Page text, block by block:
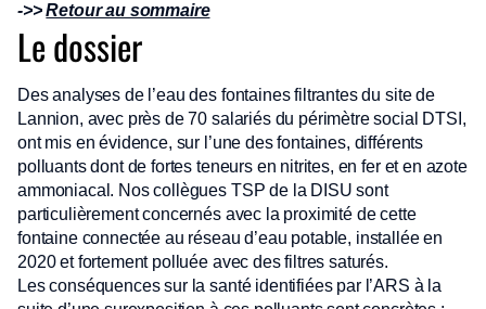
->> Retour au sommaire
Le dossier
Des analyses de l’eau des fontaines filtrantes du site de
Lannion, avec près de 70 salariés du périmètre social DTSI,
ont mis en évidence, sur l’une des fontaines, différents
polluants dont de fortes teneurs en nitrites, en fer et en azote
ammoniacal. Nos collègues TSP de la DISU sont
particulièrement concernés avec la proximité de cette
fontaine connectée au réseau d’eau potable, installée en
2020 et fortement polluée avec des filtres saturés.
Les conséquences sur la santé identifiées par l’ARS à la